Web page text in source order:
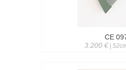
CE
3.200 €|